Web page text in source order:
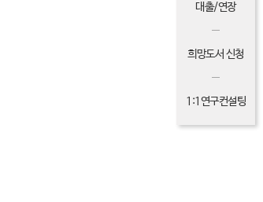
대출/연장
희망도서 신청
1:1연구컨설팅